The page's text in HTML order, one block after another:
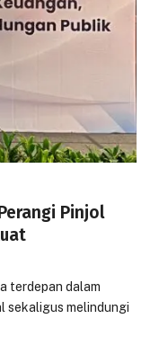
Pinjol
terdepan dalam
sekaligus melindungi